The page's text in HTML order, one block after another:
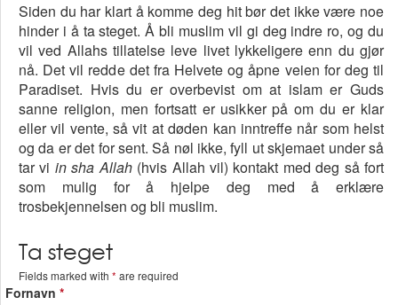
Siden du har klart å komme deg hit bør det ikke være noe
hinder i å ta steget. Å bli muslim vil gi deg indre ro, og du
vil ved Allahs tillatelse leve livet lykkeligere enn du gjør
nå. Det vil redde det fra Helvete og åpne veien for deg til
Paradiset. Hvis du er overbevist om at islam er Guds
sanne religion, men fortsatt er usikker på om du er klar
eller vil vente, så vit at døden kan inntreffe når som helst
og da er det for sent. Så nøl ikke, fyll ut skjemaet under så
tar vi in sha Allah(hvis Allah vil) kontakt med deg så fort
som mulig for å hjelpe deg med å erklære
trosbekjennelsen og bli muslim.
Ta steget
Fields marked with * are required
Fornavn *